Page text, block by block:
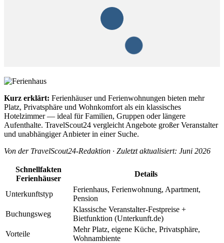
Kurz erklärt: Ferienhäuser und Ferienwohnungen bieten mehr
Platz, Privatsphäre und Wohnkomfort als ein klassisches
Hotelzimmer — ideal für Familien, Gruppen oder längere
Aufenthalte. TravelScout24 vergleicht Angebote großer Veranstalter
und unabhängiger Anbieter in einer Suche.
Von der TravelScout24-Redaktion · Zuletzt aktualisiert: Juni 2026
Schnellfakten
Ferienhäuser
Details
Unterkunftstyp
Ferienhaus, Ferienwohnung, Apartment,
Pension
Buchungsweg
Klassische Veranstalter-Festpreise +
Bietfunktion (Unterkunft.de)
Vorteile
Mehr Platz, eigene Küche, Privatsphäre,
Wohnambiente